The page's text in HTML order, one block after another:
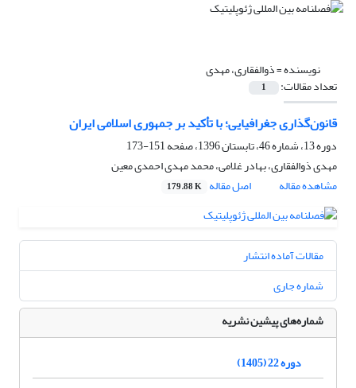
نویسنده =ذوالفقاری، مهدی
تعداد مقالات: 1
قانون‌گذاری جغرافیایی؛ با تأکید بر جمهوری اسلامی ایران
دوره 13، شماره 46، تابستان 1396، صفحه
151-173
مهدی ذوالفقاری، بهادر غلامی، محمد مهدی احمدی معین
مشاهده مقاله
اصل مقاله 179.88 K
مقالات آماده انتشار
شماره جاری
شماره‌های پیشین نشریه
دوره 22 (1405)